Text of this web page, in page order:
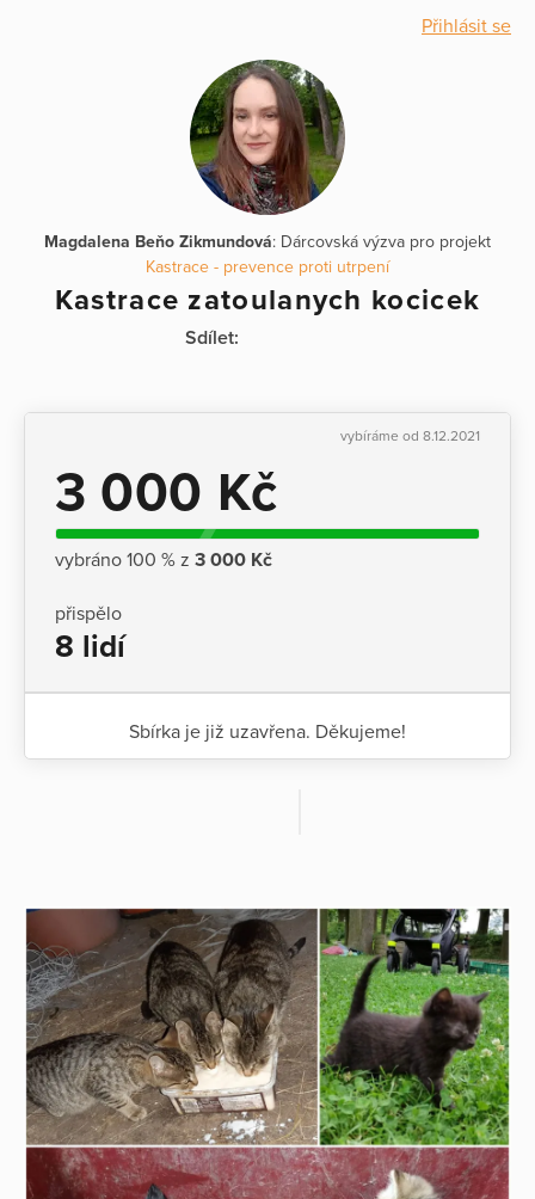
Přihlásit se
Magdalena Beňo Zikmundová: Dárcovská výzva pro projekt
Kastrace - prevence proti utrpení
Kastrace zatoulanych kocicek
Sdílet:
vybíráme od 8.12.2021
3 000 Kč
vybráno 100 % z 3 000 Kč
přispělo
8 lidí
Sbírka je již uzavřena. Děkujeme!